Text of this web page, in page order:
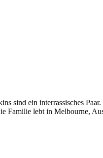
sind ein interrassisches
Familie lebt in Melbourne,